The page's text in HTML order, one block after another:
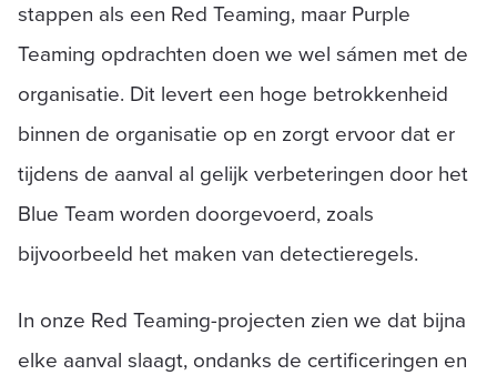
stappen als een Red Teaming, maar Purple
Teaming opdrachten doen we wel sámen met de
organisatie. Dit levert een hoge betrokkenheid
binnen de organisatie op en zorgt ervoor dat er
tijdens de aanval al gelijk verbeteringen door het
Blue Team worden doorgevoerd, zoals
bijvoorbeeld het maken van detectieregels.
In onze Red Teaming-projecten zien we dat bijna
elke aanval slaagt, ondanks de certificeringen en